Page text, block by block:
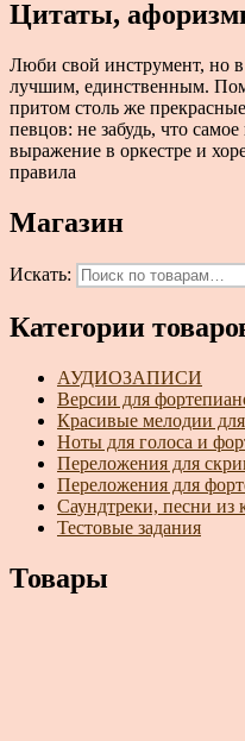
Цитаты,
Люби свой инструмент, но
лучшим, единственным.
притом столь же
певцов: не забудь, что
выражение в оркестре и
правила
Магазин
Искать:
Категории
АУДИОЗАПИСИ
Версии для
Красивые мелодии
Ноты для голоса и
Переложения для
Переложения для
Саундтреки, песни из
Тестовые задания
Товары